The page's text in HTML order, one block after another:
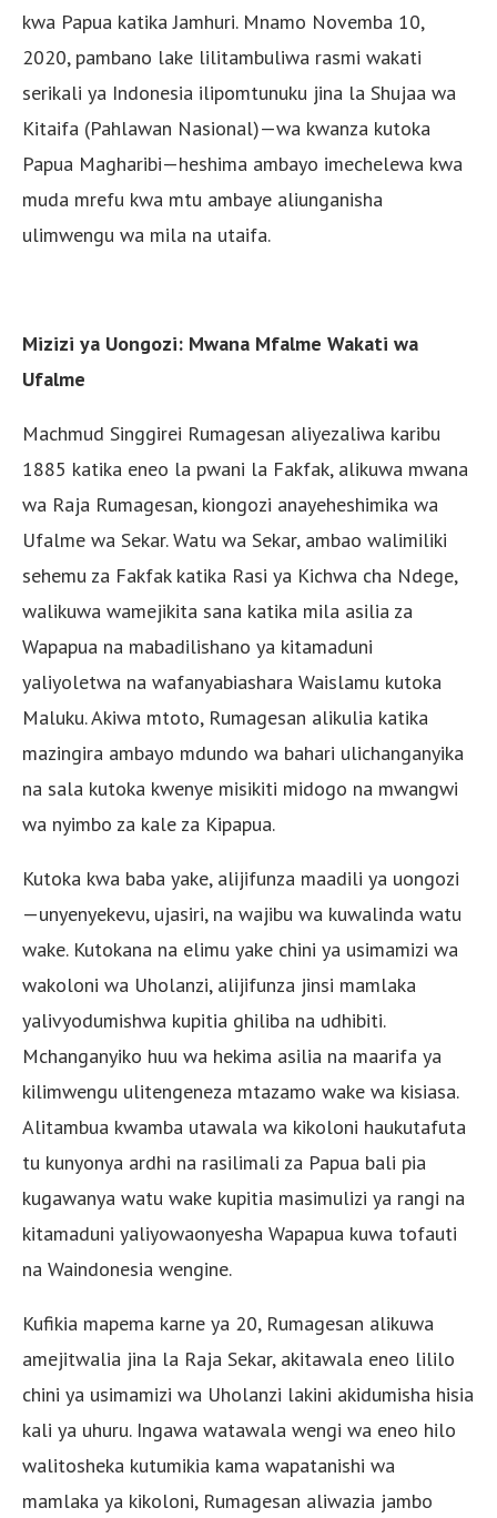
kwa Papua katika Jamhuri. Mnamo Novemba 10,
2020, pambano lake lilitambuliwa rasmi wakati
serikali ya Indonesia ilipomtunuku jina la Shujaa wa
Kitaifa (Pahlawan Nasional)—wa kwanza kutoka
Papua Magharibi—heshima ambayo imechelewa kwa
muda mrefu kwa mtu ambaye aliunganisha
ulimwengu wa mila na utaifa.
Mizizi ya Uongozi: Mwana Mfalme Wakati wa
Ufalme
Machmud Singgirei Rumagesan aliyezaliwa karibu
1885 katika eneo la pwani la Fakfak, alikuwa mwana
wa Raja Rumagesan, kiongozi anayeheshimika wa
Ufalme wa Sekar. Watu wa Sekar, ambao walimiliki
sehemu za Fakfak katika Rasi ya Kichwa cha Ndege,
walikuwa wamejikita sana katika mila asilia za
Wapapua na mabadilishano ya kitamaduni
yaliyoletwa na wafanyabiashara Waislamu kutoka
Maluku. Akiwa mtoto, Rumagesan alikulia katika
mazingira ambayo mdundo wa bahari ulichanganyika
na sala kutoka kwenye misikiti midogo na mwangwi
wa nyimbo za kale za Kipapua.
Kutoka kwa baba yake, alijifunza maadili ya uongozi
—unyenyekevu, ujasiri, na wajibu wa kuwalinda watu
wake. Kutokana na elimu yake chini ya usimamizi wa
wakoloni wa Uholanzi, alijifunza jinsi mamlaka
yalivyodumishwa kupitia ghiliba na udhibiti.
Mchanganyiko huu wa hekima asilia na maarifa ya
kilimwengu ulitengeneza mtazamo wake wa kisiasa.
Alitambua kwamba utawala wa kikoloni haukutafuta
tu kunyonya ardhi na rasilimali za Papua bali pia
kugawanya watu wake kupitia masimulizi ya rangi na
kitamaduni yaliyowaonyesha Wapapua kuwa tofauti
na Waindonesia wengine.
Kufikia mapema karne ya 20, Rumagesan alikuwa
amejitwalia jina la Raja Sekar, akitawala eneo lililo
chini ya usimamizi wa Uholanzi lakini akidumisha hisia
kali ya uhuru. Ingawa watawala wengi wa eneo hilo
walitosheka kutumikia kama wapatanishi wa
mamlaka ya kikoloni, Rumagesan aliwazia jambo